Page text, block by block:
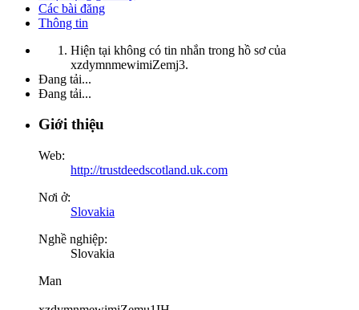
Các bài đăng
Thông tin
Hiện tại không có tin nhắn trong hồ sơ của
xzdymnmewimiZemj3.
Đang tải...
Đang tải...
Giới thiệu
Web:
http://trustdeedscotland.uk.com
Nơi ở:
Slovakia
Nghề nghiệp:
Slovakia
Man